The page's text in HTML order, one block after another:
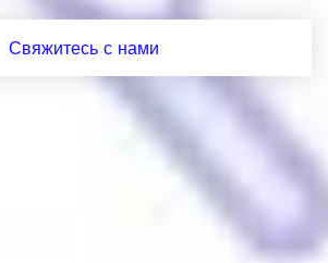
Свяжитесь с нами